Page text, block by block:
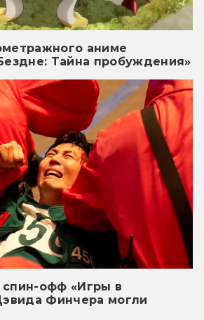
аниме
Тайна пробуждения»
офф «Игры в
Финчера могли